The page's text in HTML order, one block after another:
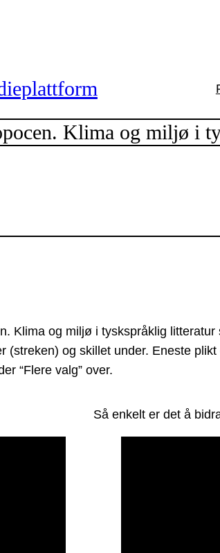
Klima og miljø i
Klima og miljø i tyskspråklig
og skillet under. Eneste
“Flere valg” over.
Så enkelt er det å